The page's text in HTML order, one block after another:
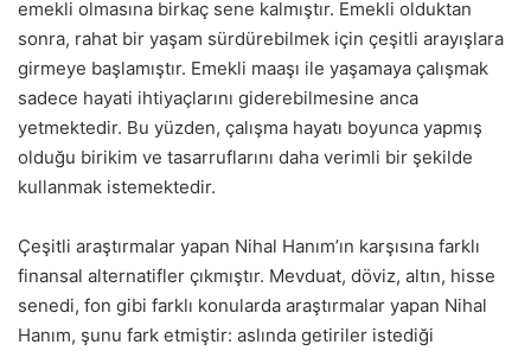
emekli olmasına birkaç sene kalmıştır. Emekli olduktan
sonra, rahat bir yaşam sürdürebilmek için çeşitli arayışlara
girmeye başlamıştır. Emekli maaşı ile yaşamaya çalışmak
sadece hayati ihtiyaçlarını giderebilmesine anca
yetmektedir. Bu yüzden, çalışma hayatı boyunca yapmış
olduğu birikim ve tasarruflarını daha verimli bir şekilde
kullanmak istemektedir.
Çeşitli araştırmalar yapan Nihal Hanım’ın karşısına farklı
finansal alternatifler çıkmıştır. Mevduat, döviz, altın, hisse
senedi, fon gibi farklı konularda araştırmalar yapan Nihal
Hanım, şunu fark etmiştir: aslında getiriler istediği